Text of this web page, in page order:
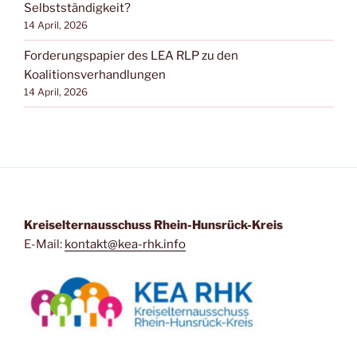
Selbstständigkeit?
14 April, 2026
Forderungspapier des LEA RLP zu den
Koalitionsverhandlungen
14 April, 2026
Kreiselternausschuss Rhein-Hunsrück-Kreis
E-Mail: kontakt@kea-rhk.info